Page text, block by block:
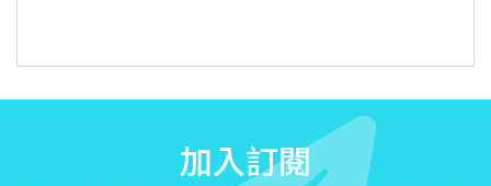
加入訂閱